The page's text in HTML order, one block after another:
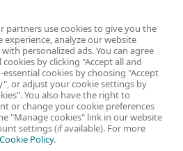
partners use cookies to give you the
analyze our website
personalized ads. You can agree
by clicking "Accept all and
essential cookies by choosing "Accept
or adjust your cookie settings by
You also have the right to
or change your cookie preferences
"Manage cookies" link in our website
settings (if available). For more
Cookie Policy.